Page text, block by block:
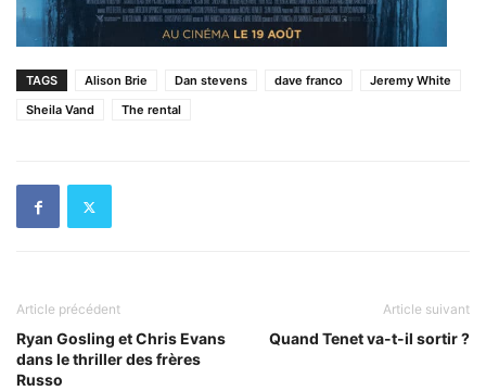
TAGS Alison Brie Dan stevens dave franco
Jeremy White
Sheila Vand
The rental
Article précédent
Ryan Gosling et Chris Evans
dans le thriller des frères
Russo
Article suivant
Quand Tenet va-t-il sortir ?